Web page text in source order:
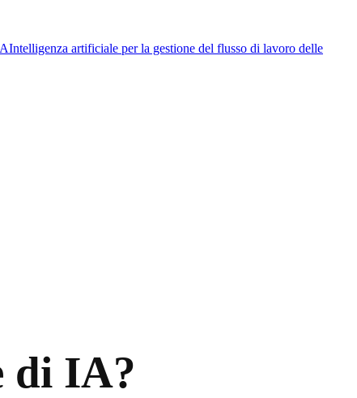
Intelligenza artificiale per la gestione del flusso di lavoro delle
di IA?